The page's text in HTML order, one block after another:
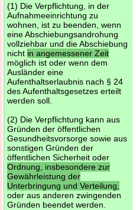
(1) Die Verpflichtung, in der
Aufnahmeeinrichtung zu
wohnen, ist zu beenden, wenn
eine Abschiebungsandrohung
vollziehbar und die Abschiebung
nicht in angemessener Zeit
möglich ist oder wenn dem
Ausländer eine
Aufenthaltserlaubnis nach § 24
des Aufenthaltsgesetzes erteilt
werden soll.
(2) Die Verpflichtung kann aus
Gründen der öffentlichen
Gesundheitsvorsorge sowie aus
sonstigen Gründen der
öffentlichen Sicherheit oder
Ordnung, insbesondere zur
Gewährleistung der
Unterbringung und Verteilung,
oder aus anderen zwingenden
Gründen beendet werden.